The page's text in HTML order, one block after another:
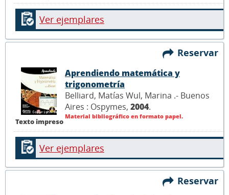
Ver ejemplares
Reservar
Texto impreso
Aprendiendo matemática y
trigonometría
Belliard, Matías Wul, Marina .- Buenos
Aires : Ospymes, 2004.
Material bibliográfico en formato papel.
Ver ejemplares
Reservar